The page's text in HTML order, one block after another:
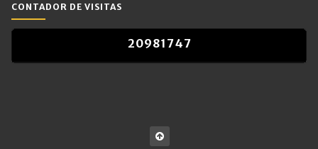
CONTADOR DE VISITAS
20981 747